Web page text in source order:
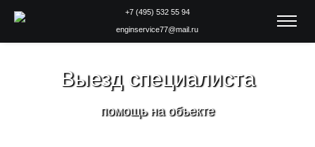
+7 (495) 532 55 94
enginservice77@mail.ru
Выезд специалиста
помощь на объекте